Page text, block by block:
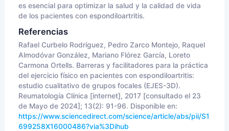
es esencial para optimizar la salud y la calidad de vida
de los pacientes con espondiloartritis.
Referencias
Rafael Curbelo Rodríguez, Pedro Zarco Montejo, Raquel
Almodóvar González, Mariano Flórez García, Loreto
Carmona Ortells. Barreras y facilitadores para la práctica
del ejercicio físico en pacientes con espondiloartritis:
estudio cualitativo de grupos focales (EJES-3D).
Reumatología Clínica [internet], 2017 [consultado el 23
de Mayo de 2024]; 13(2): 91-96. Disponible en:
https://www.sciencedirect.com/science/article/abs/pii/S1
699258X16000486?via%3Dihub